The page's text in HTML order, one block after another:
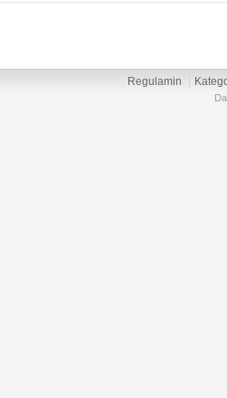
Regulamin